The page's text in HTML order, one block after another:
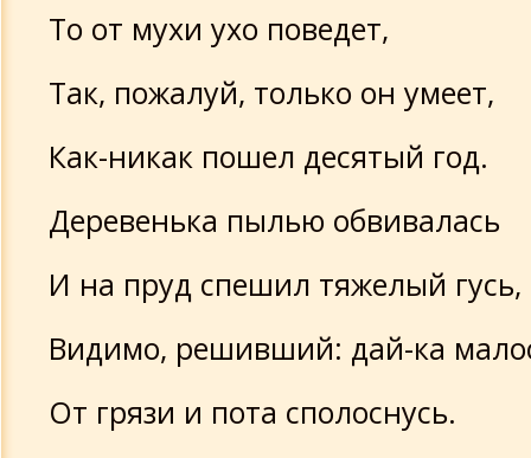
То от мухи ухо поведет,
Так, пожалуй, только он умеет,
Как-никак пошел десятый год.
Деревенька пылью обвивалась
И на пруд спешил тяжелый гусь,
Видимо, решивший: дай-ка
От грязи и пота сполоснусь.